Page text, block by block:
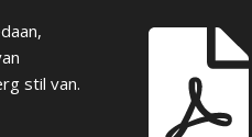
stil van.